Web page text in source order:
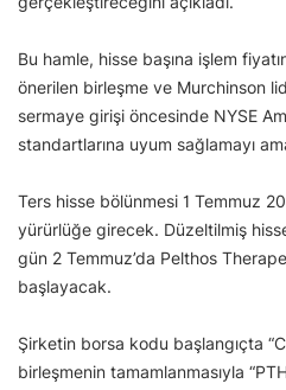
Bu hamle, hisse başına işlem
önerilen birleşme ve Murchinson
sermaye girişi öncesinde NYSE
standartlarına uyum sağlamayı
Ters hisse bölünmesi 1 Temmuz
yürürlüğe girecek. Düzeltilmiş
gün 2 Temmuz’da Pelthos
başlayacak.
Şirketin borsa kodu başlangıçta
birleşmenin tamamlanmasıyla